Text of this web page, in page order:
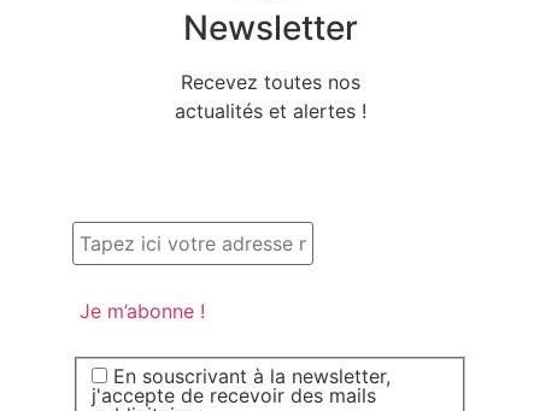
Newsletter
Recevez toutes nos
actualités et alertes !
En souscrivant à la newsletter,
j'accepte de recevoir des mails